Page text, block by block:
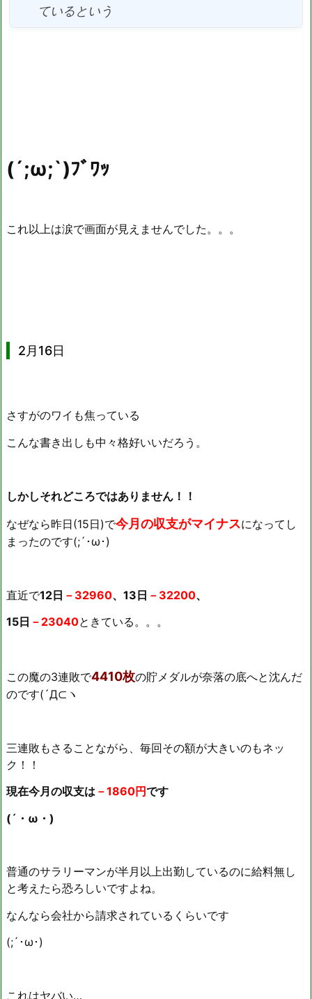
ているという
(´;ω;`)ﾌﾞﾜｯ
これ以上は涙で画面が見えませんでした。。。
2月16日
さすがのワイも焦っている
こんな書き出しも中々格好いいだろう。
しかしそれどころではありません！！
なぜなら昨日(15日)で今月の収支がマイナスになってし
まったのです(;´･ω･)
直近で12日 －32960、13日 －32200、
15日 －23040ときている。。。
この魔の3連敗で4410枚の貯メダルが奈落の底へと沈んだ
のです(´Д⊂ヽ
三連敗もさることながら、毎回その額が大きいのもネッ
ク！！
現在今月の収支は －1860円です
(´・ω・)
普通のサラリーマンが半月以上出勤しているのに給料無し
と考えたら恐ろしいですよね。
なんなら会社から請求されているくらいです
(;´･ω･)
これはヤバい…